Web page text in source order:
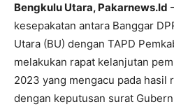
Bengkulu Utara, Pakarnews.Id
kesepakatan antara Banggar
Utara (BU) dengan TAPD
melakukan rapat kelanjutan
2023 yang mengacu pada hasil
dengan keputusan surat